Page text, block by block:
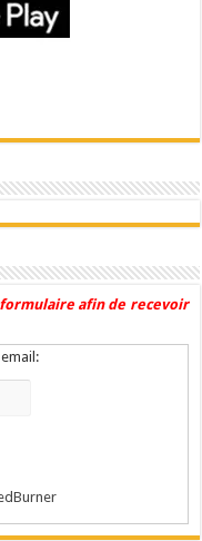
formulaire afin de recevoir